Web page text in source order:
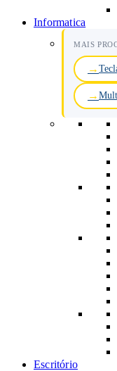
Informatica
MAIS
Escritório